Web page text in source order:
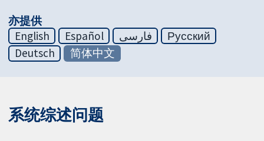
亦提供
English
Español فارسی
Русский
Deutsch
简体中文
系统综述问题